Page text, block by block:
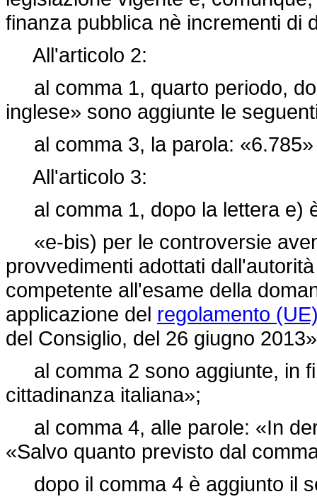
finanza pubblica nè incrementi di
All'articolo 2:
al comma 1, quarto periodo,
inglese» sono aggiunte le
al comma 3, la parola: «6.785»
All'articolo 3:
al comma 1, dopo la lettera e)
«e-bis) per le controversie
provvedimenti adottati
competente all'esame della
applicazione del regolamento
del Consiglio, del 26 giugno
al comma 2 sono aggiunte, in
cittadinanza italiana»;
al comma 4, alle parole: «In
«Salvo quanto previsto dal
dopo il comma 4 è aggiunto il